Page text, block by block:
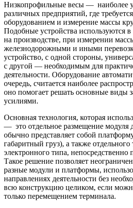
Низкопрофильные весы — наиболее
различных предприятий, где
оборудованием и измерение массы
Подобные устройства используются в
на производстве, при измерении
железнодорожными и иными
устройство, с одной стороны,
с другой — необходимым для
деятельности. Оборудование
очередь, считается наиболее
оно помогает решать основные виды
усилиями.
Основная технология, которая
— это отдельное размещение модуля
обычно представляет собой
габаритный груз), а также отдельного
электронного типа, непосредственно
Такое решение позволяет
разные модули и платформы,
направлениях деятельности без
всю конструкцию целиком, если
только перемещением терминала.